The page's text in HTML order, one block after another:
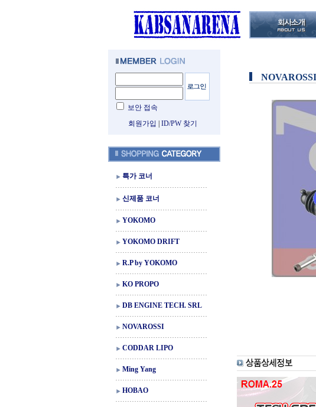
보안 접속
회원가입
ID/PW 찾기
특가 코너
신제품 코너
YOKOMO
YOKOMO DRIFT
R.P by YOKOMO
KO PROPO
DB ENGINE TECH. SRL
NOVAROSSI
CODDAR LIPO
Ming Yang
HOBAO
NOVAROSSI